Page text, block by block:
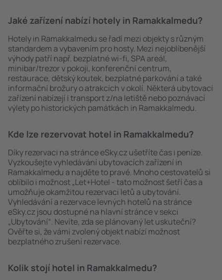
Jaké zařízení nabízí hotely in Ramakkalmedu?
Hotely in Ramakkalmedu se řadí mezi objekty s různým
standardem a vybavením pro hosty. Mezi nejoblíbenější
výhody patří např. bezplatné wi-fi, SPA areál,
minibar/trezor v pokoji, konferenční centrum,
restaurace, dětský koutek, bezplatné parkování a také
informační brožury o atrakcích v okolí. Některá ubytovací
zařízení nabízejí i transport z/na letiště nebo poznávací
výlety po historických památkách in Ramakkalmedu.
Kde lze rezervovat hotel in Ramakkalmedu?
Díky rezervaci na stránce eSky.cz ušetříte čas i peníze.
Vyzkoušejte vyhledávání ubytovacích zařízení in
Ramakkalmedu a najděte to pravé. Mnoho cestovatelů si
oblíbilo i možnost „Let+Hotel - tato možnost šetří čas a
umožňuje okamžitou rezervaci letů a ubytování.
Vyhledávání a rezervace levných hotelů na stránce
eSky.cz jsou dostupné na hlavní stránce v sekci
„Ubytování“. Nevíte, zda se plánovaný let uskuteční?
Ověřte si, že vámi zvolený objekt nabízí možnost
bezplatného zrušení rezervace.
Kolik stojí hotel in Ramakkalmedu?